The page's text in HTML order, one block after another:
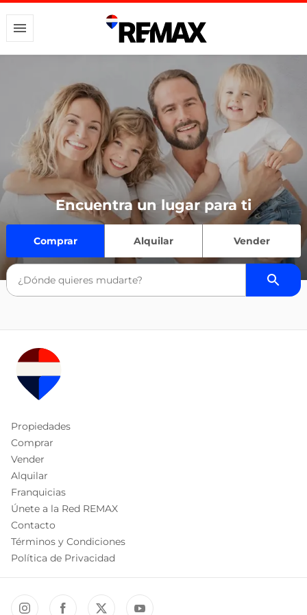
Encuentra un lugar para ti
Comprar Alquilar Vender
Propiedades
Comprar
Vender
Alquilar
Franquicias
Únete a la Red REMAX
Contacto
Términos y Condiciones
Política de Privacidad